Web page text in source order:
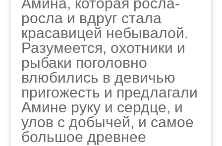
росла и вдруг стала
красавицей небывалой.
Разумеется, охотники и
рыбаки поголовно
влюбились в девичью
пригожесть и предлагали
Амине руку и сердце, и
улов с добычей, и самое
большое древнее